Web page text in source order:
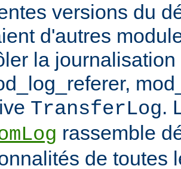
versions du
d'autres
la
TransferLog.
rassemble
de toutes